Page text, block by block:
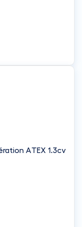
ATEX 1.3cv